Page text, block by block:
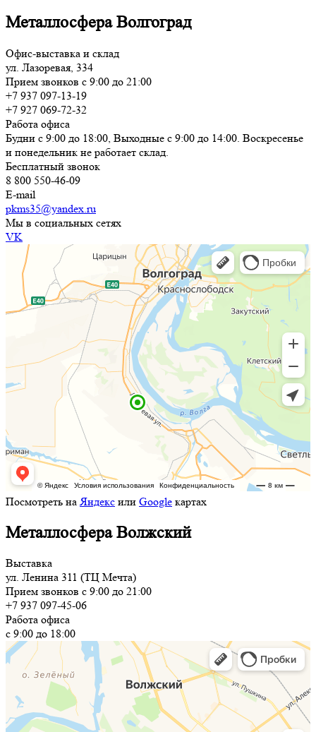
Металлосфера Волгоград
Офис-выставка и склад
ул. Лазоревая, 334
Прием звонков с 9:00 до 21:00
+7 937 097-13-19
+7 927 069-72-32
Работа офиса
Будни с 9:00 до 18:00, Выходные с 9:00 до 14:00. Воскресенье
и понедельник не работает склад.
Бесплатный звонок
8 800 550-46-09
E-mail
pkms35@yandex.ru
Мы в социальных сетях
VK
Посмотреть на Яндекс или Google картах
Металлосфера Волжский
Выставка
ул. Ленина 311 (ТЦ Мечта)
Прием звонков с 9:00 до 21:00
+7 937 097-45-06
Работа офиса
с 9:00 до 18:00